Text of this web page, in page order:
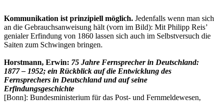
Kommunikation ist prinzipiell möglich. Jedenfalls wenn man sich
an die Gebrauchsanweisung hält (vorn im Bild): Mit Philipp Reis’
genialer Erfindung von 1860 lassen sich auch im Selbstversuch die
Saiten zum Schwingen bringen.
Horstmann, Erwin: 75 Jahre Fernsprecher in Deutschland:
1877 – 1952; ein Rückblick auf die Entwicklung des
Fernsprechers in Deutschland und auf seine
Erfindungsgeschichte
[Bonn]: Bundesministerium für das Post- und Fernmeldewesen,